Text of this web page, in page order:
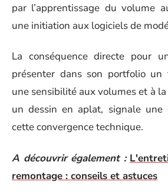
par l’apprentissage du volume
une initiation aux logiciels de
La conséquence directe pour
présenter dans son portfolio
une sensibilité aux volumes et à
un dessin en aplat, signale une
cette convergence technique.
A découvrir également :
remontage : conseils et astuces